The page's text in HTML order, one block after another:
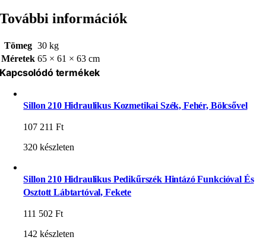
További információk
Tömeg 30 kg
Méretek 65 × 61 × 63 cm
Kapcsolódó termékek
Sillon 210 Hidraulikus Kozmetikai Szék, Fehér, Bölcsővel
107 211Ft
320 készleten
Sillon 210 Hidraulikus Pedikűrszék Hintázó Funkcióval És
Osztott Lábtartóval, Fekete
111 502Ft
142 készleten